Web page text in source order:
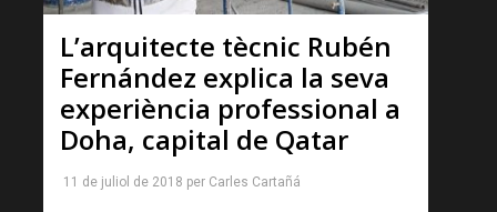
L’arquitecte tècnic Rubén
Fernández explica la seva
experiència professional a
Doha, capital de Qatar
11 de juliol de 2018 per Carles Cartañá